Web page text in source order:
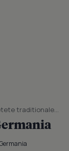
traditionale din Germania